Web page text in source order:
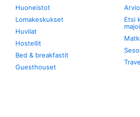
Huoneistot
Lomakeskukset
Huvilat
Hostellit
Bed & breakfastit
Guesthouset
Etsi